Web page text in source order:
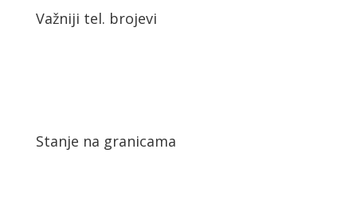
Važniji tel. brojevi
Stanje na granicama